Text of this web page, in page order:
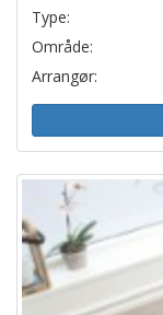
Type:
Område:
Arrangør: